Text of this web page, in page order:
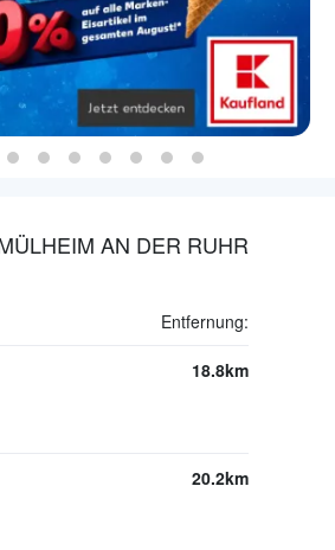
AN DER RUHR
Entfernung:
18.8km
20.2km